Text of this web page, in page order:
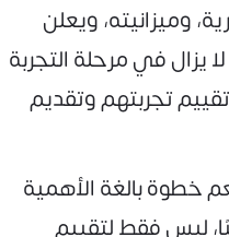
وميزانيته، ويعلن
يزال في مرحلة التجربة
تجربتهم وتقديم
خطوة بالغة الأهمية
ليس فقط لتقييم